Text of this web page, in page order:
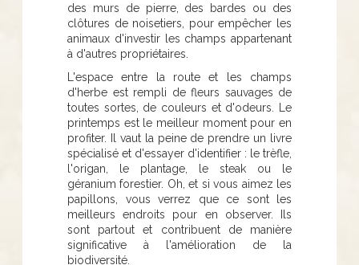
des murs de pierre, des bardes ou des
clôtures de noisetiers, pour empêcher les
animaux d'investir les champs appartenant
à d'autres propriétaires.
L'espace entre la route et les champs
d'herbe est rempli de fleurs sauvages de
toutes sortes, de couleurs et d'odeurs. Le
printemps est le meilleur moment pour en
profiter. Il vaut la peine de prendre un livre
spécialisé et d'essayer d'identifier : le trèfle,
l'origan, le plantage, le steak ou le
géranium forestier. Oh, et si vous aimez les
papillons, vous verrez que ce sont les
meilleurs endroits pour en observer. Ils
sont partout et contribuent de manière
significative à l'amélioration de la
biodiversité.